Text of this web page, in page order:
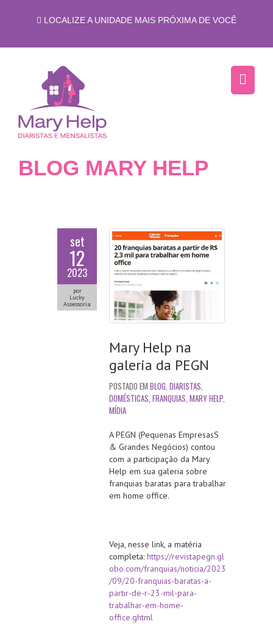
LOCALIZE A UNIDADE MAIS PRÓXIMA DE VOCÊ
BLOG MARY HELP
set
12
2023
por
Lucky
Assessoria
Mary Help na
galeria da PEGN
POSTADO EM BLOG, DIARISTAS,
DOMÉSTICAS, FRANQUIAS, MARY HELP,
MÍDIA
A PEGN (Pequenas EmpresasS
& Grandes Negócios) contou
com a participação da Mary
Help em sua galeria sobre
franquias baratas para trabalhar
em home office.
Veja, nesse link, a matéria
completa: https://revistapegn.gl
obo.com/franquias/noticia/2023
/09/20-franquias-baratas-a-
partir-de-r-23-mil-para-
trabalhar-em-home-
office.ghtml